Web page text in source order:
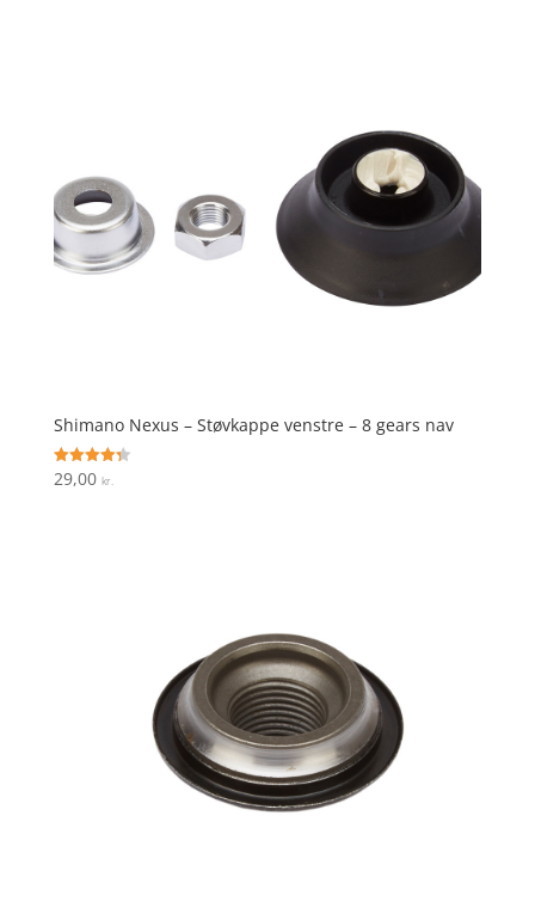
Shimano Nexus – Støvkappe venstre – 8 gears nav
Vurderet
4.3
29,00 kr.